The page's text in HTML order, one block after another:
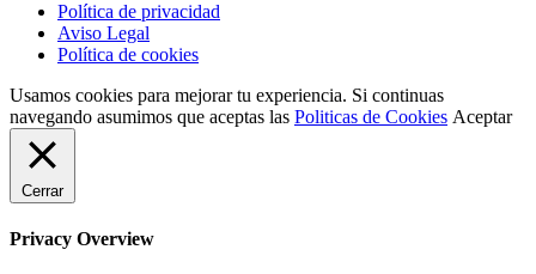
Política de privacidad
Aviso Legal
Política de cookies
Usamos cookies para mejorar tu experiencia. Si continuas
navegando asumimos que aceptas las Politicas de Cookies Aceptar
Cerrar
Privacy Overview